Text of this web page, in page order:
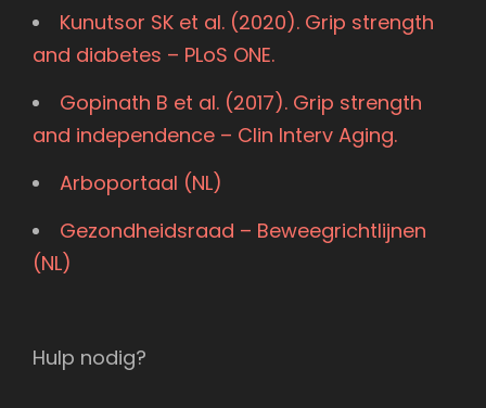
Kunutsor SK et al. (2020). Grip strength
and diabetes – PLoS ONE.
Gopinath B et al. (2017). Grip strength
and independence – Clin Interv Aging.
Arboportaal (NL)
Gezondheidsraad – Beweegrichtlijnen
(NL)
Hulp nodig?